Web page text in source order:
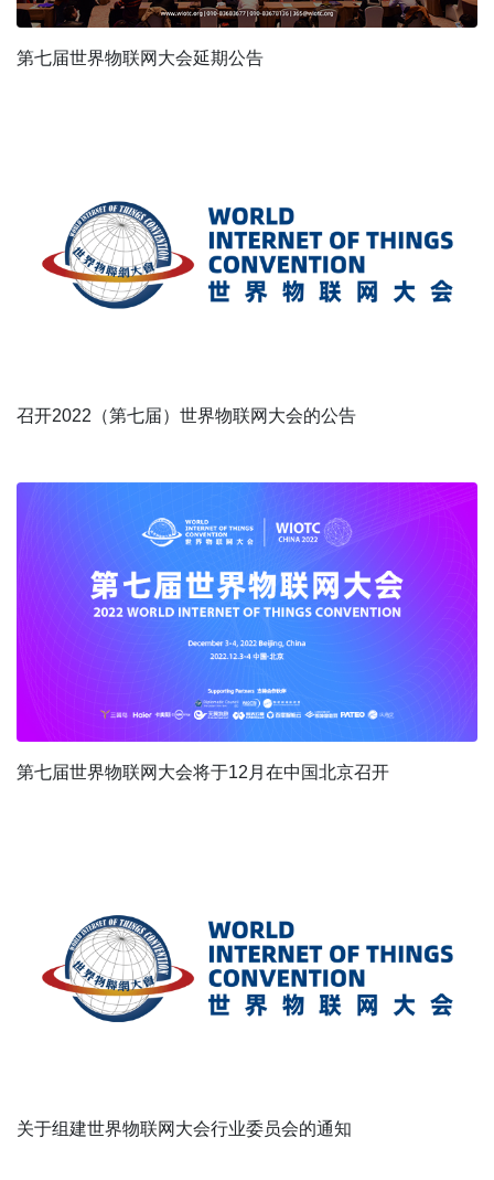
第七届世界物联网大会延期公告
召开2022（第七届）世界物联网大会的公告
第七届世界物联网大会将于12月在中国北京召开
关于组建世界物联网大会行业委员会的通知